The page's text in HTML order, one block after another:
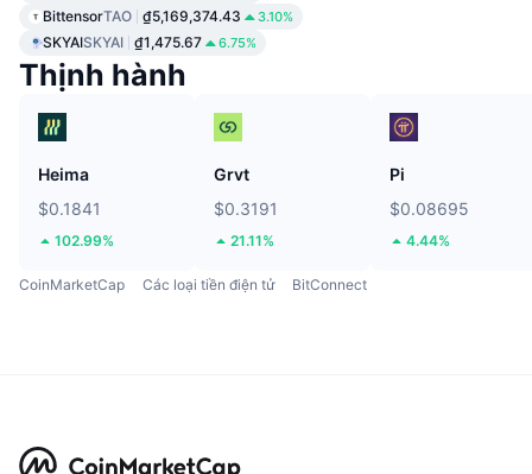
BittensorTAO ₫5,169,374.43 3.10%
SKYAISKYAI ₫1,475.67 6.75%
Thịnh hành
Heima
$0.1841
102.99%
Grvt
$0.3191
21.11%
Pi
$0.08695
4.44%
CoinMarketCap Các loại tiền điện tử BitConnect